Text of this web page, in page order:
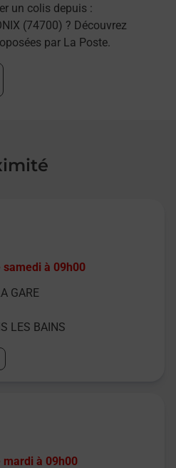
un colis depuis :
(74700) ? Découvrez
par La Poste.
samedi à 09h00
GARE
LES BAINS
mardi à 09h00